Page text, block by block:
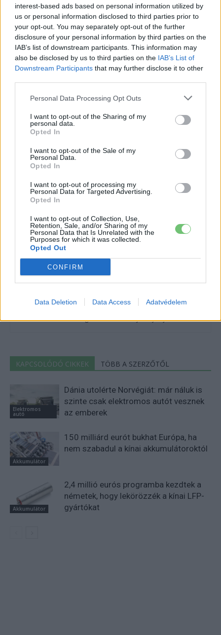
interest-based ads based on personal information utilized by
us or personal information disclosed to third parties prior to
your opt-out. You may separately opt-out of the further
disclosure of your personal information by third parties on the
IAB’s list of downstream participants. This information may
also be disclosed by us to third parties on the IAB’s List of
Downstream Participants that may further disclose it to other
Personal Data Processing Opt Outs
I want to opt-out of the Sharing of my
personal data.
Opted In
I want to opt-out of the Sale of my
Personal Data.
Opted In
I want to opt-out of processing my
Personal Data for Targeted Advertising.
Opted In
I want to opt-out of Collection, Use,
Retention, Sale, and/or Sharing of my
Personal Data that Is Unrelated with the
Purposes for which it was collected.
Opted Out
CONFIRM
Data Deletion Data Access Adatvédelem
legmodernebb elektromos járműtechnológiával
rendelkeznek.”
Kövesd az e-cars.hu-t a Facebookon is, további
tartalmakért!
e-mobilitás
Elektromobilitás Elektromos autó Európa
e-cars.hu
Érdekelnek a legfrissebb hírek az e-autók világából, vagy
foglalkoztatnak a legújabb fejlesztések az elektromosság és a
fenntarthatóság területén? Akkor jó helyen jársz!
KAPCSOLÓDÓ CIKKEK TÖBB A SZERZŐTŐL
Elektromos
autó
Dánia utolérte Norvégiát: már náluk is
szinte csak elektromos autót vesznek
az emberek
Akkumulátor
150 milliárd eurót bukhat Európa, ha
nem szabadul a kínai akkumulátoroktól
Akkumulátor
2,4 millió eurós programba kezdtek a
németek, hogy lekörözzék a kínai LFP-
gyártókat